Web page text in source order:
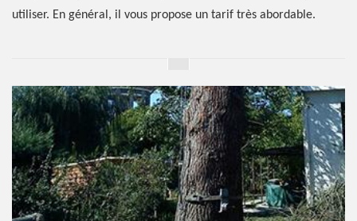
utiliser. En général, il vous propose un tarif très abordable.